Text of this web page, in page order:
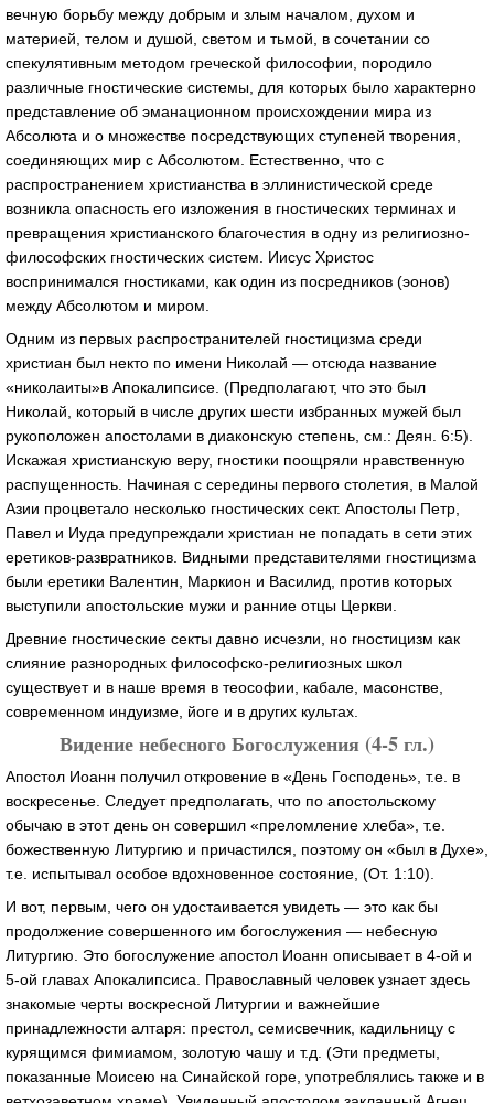
вечную борьбу между добрым и злым началом, духом и
материей, телом и душой, светом и тьмой, в сочетании со
спекулятивным методом греческой философии, породило
различные гностические системы, для которых было характерно
представление об эманационном происхождении мира из
Абсолюта и о множестве посредствующих ступеней творения,
соединяющих мир с Абсолютом. Естественно, что с
распространением христианства в эллинистической среде
возникла опасность его изложения в гностических терминах и
превращения христианского благочестия в одну из религиозно-
философских гностических систем. Иисус Христос
воспринимался гностиками, как один из посредников (эонов)
между Абсолютом и миром.
Одним из первых распространителей гностицизма среди
христиан был некто по имени Николай — отсюда название
«николаиты»в Апокалипсисе. (Предполагают, что это был
Николай, который в числе других шести избранных мужей был
рукоположен апостолами в диаконскую степень, см.: Деян. 6:5).
Искажая христианскую веру, гностики поощряли нравственную
распущенность. Начиная с середины первого столетия, в Малой
Азии процветало несколько гностических сект. Апостолы Петр,
Павел и Иуда предупреждали христиан не попадать в сети этих
еретиков-развратников. Видными представителями гностицизма
были еретики Валентин, Маркион и Василид, против которых
выступили апостольские мужи и ранние отцы Церкви.
Древние гностические секты давно исчезли, но гностицизм как
слияние разнородных философско-религиозных школ
существует и в наше время в теософии, кабале, масонстве,
современном индуизме, йоге и в других культах.
Видение небесного Богослужения (4-5 гл.)
Апостол Иоанн получил откровение в «День Господень», т.е. в
воскресенье. Следует предполагать, что по апостольскому
обычаю в этот день он совершил «преломление хлеба», т.е.
божественную Литургию и причастился, поэтому он «был в Духе»,
т.е. испытывал особое вдохновенное состояние, (От. 1:10).
И вот, первым, чего он удостаивается увидеть — это как бы
продолжение совершенного им богослужения — небесную
Литургию. Это богослужение апостол Иоанн описывает в 4-ой и
5-ой главах Апокалипсиса. Православный человек узнает здесь
знакомые черты воскресной Литургии и важнейшие
принадлежности алтаря: престол, семисвечник, кадильницу с
курящимся фимиамом, золотую чашу и т.д. (Эти предметы,
показанные Моисею на Синайской горе, употреблялись также и в